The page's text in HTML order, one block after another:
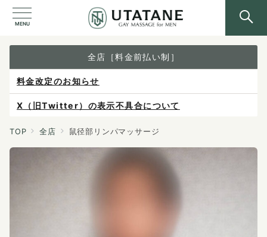
MENU
全店［料金前払い制］
料金改定のお知らせ
X（旧Twitter）の表示不具合について
ご予約は各店へ直接お問い合わせください。
TOP 全店 鼠径部リンパマッサージ